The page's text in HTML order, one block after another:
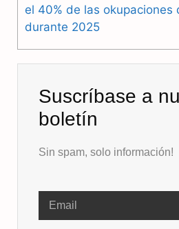
el 40% de las okupaciones
durante 2025
Suscríbase a
boletín
Sin spam, solo información!